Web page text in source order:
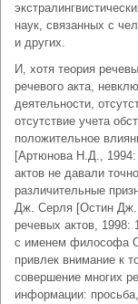
наук, связанных с
и других.
И, хотя теория
речевого акта,
деятельности,
отсутствие учета
положительное
[Артюнова Н.Д., 1994:
актов не давали
различительные
Дж. Серля [Остин
речевых актов, 1998:
с именем философа
привлек внимание к
совершение многих
информации: